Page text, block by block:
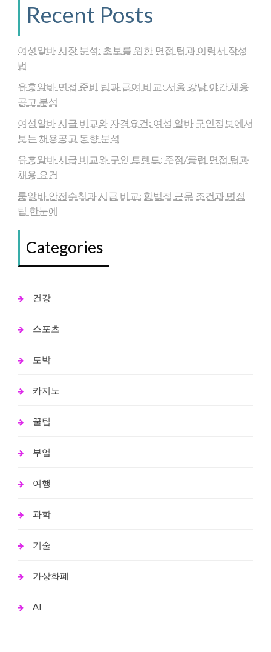
Recent Posts
여성알바 시장 분석: 초보를 위한 면접 팁과 이력서 작성
법
유흥알바 면접 준비 팁과 급여 비교: 서울 강남 야간 채용
공고 분석
여성알바 시급 비교와 자격요건: 여성 알바 구인정보에서
보는 채용공고 동향 분석
유흥알바 시급 비교와 구인 트렌드: 주점/클럽 면접 팁과
채용 요건
룸알바 안전수칙과 시급 비교: 합법적 근무 조건과 면접
팁 한눈에
Categories
건강
스포츠
도박
카지노
꿀팁
부업
여행
과학
기술
가상화폐
AI